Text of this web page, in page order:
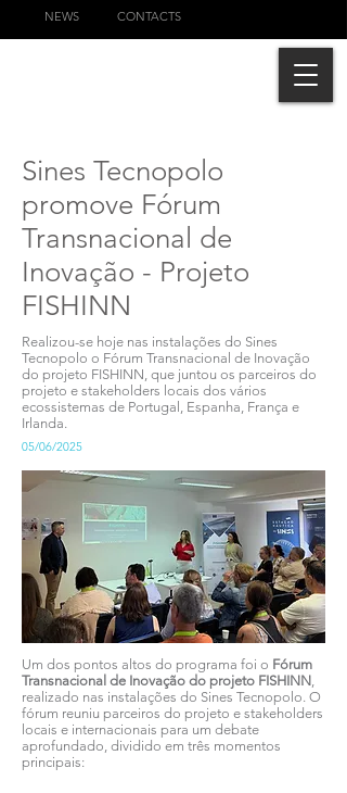
NEWS CONTACTS
Sines Tecnopolo
promove Fórum
Transnacional de
Inovação - Projeto
FISHINN
Realizou-se hoje nas instalações do Sines
Tecnopolo o Fórum Transnacional de Inovação
do projeto FISHINN, que juntou os parceiros do
projeto e stakeholders locais dos vários
ecossistemas de Portugal, Espanha, França e
Irlanda.
05/06/2025
Um dos pontos altos do programa foi o Fórum
Transnacional de Inovação do projeto FISHINN,
realizado nas instalações do Sines Tecnopolo. O
fórum reuniu parceiros do projeto e stakeholders
locais e internacionais para um debate
aprofundado, dividido em três momentos
principais: